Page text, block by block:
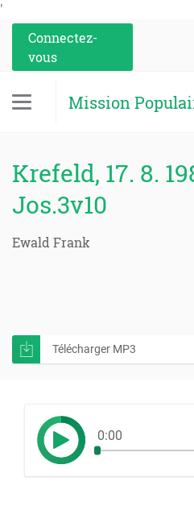
'
Connectez-
vous
Mission
Krefeld, 17. 8.
Jos.3v10
Ewald Frank
Télécharger MP3
0:00